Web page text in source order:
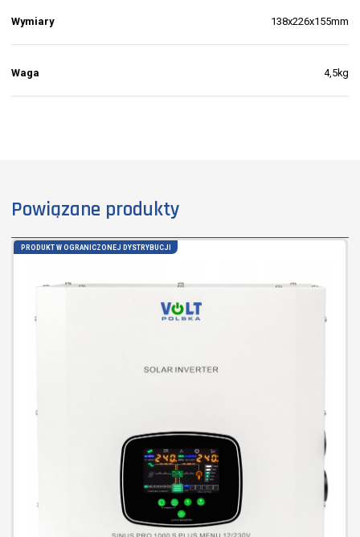
Wymiary 138x226x155mm
Waga 4,5kg
Powiązane produkty
PRODUKT W OGRANICZONEJ DYSTRYBUCJI